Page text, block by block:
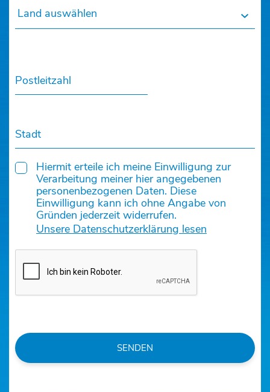
Land auswählen
Postleitzahl
Stadt
Hiermit erteile ich meine Einwilligung zur
Verarbeitung meiner hier angegebenen
personenbezogenen Daten. Diese
Einwilligung kann ich ohne Angabe von
Gründen jederzeit widerrufen.
Unsere Datenschutzerklärung lesen
SENDEN